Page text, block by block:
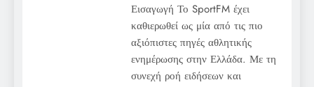
Εισαγωγή Το SportFM έχει
καθιερωθεί ως μία από τις πιο
αξιόπιστες πηγές αθλητικής
ενημέρωσης στην Ελλάδα. Με τη
συνεχή ροή ειδήσεων και